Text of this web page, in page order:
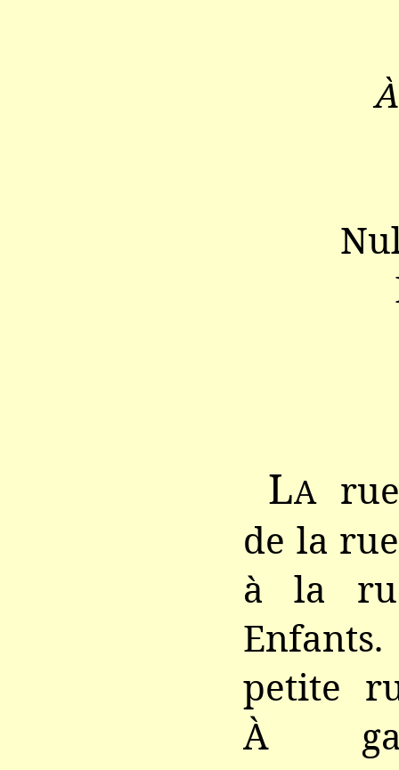
LArue
de la
à la
petite
À